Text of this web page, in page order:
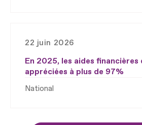
22 juin 2026
En 2025, les aides financières
appréciées à plus de 97%
National